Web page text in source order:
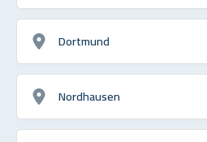
Dortmund
Nordhausen